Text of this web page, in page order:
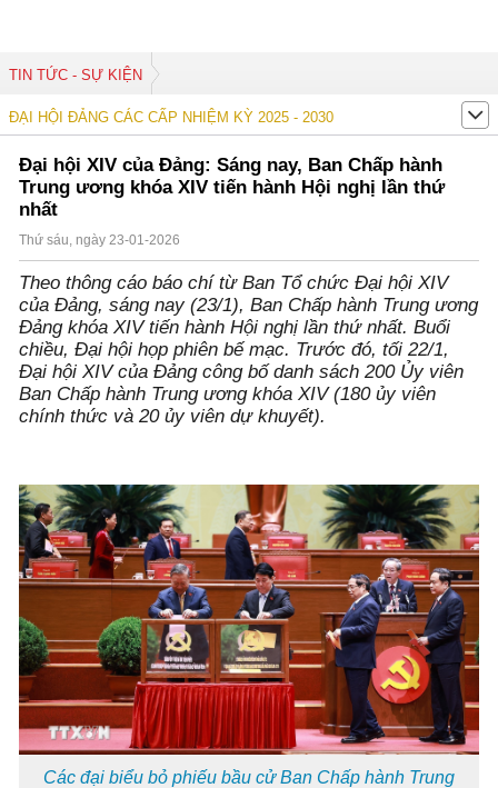
TIN TỨC - SỰ KIỆN
ĐẠI HỘI ĐẢNG CÁC CẤP NHIỆM KỲ 2025 - 2030
Đại hội XIV của Đảng: Sáng nay, Ban Chấp hành
Trung ương khóa XIV tiến hành Hội nghị lần thứ
nhất
Thứ sáu, ngày 23-01-2026
Theo thông cáo báo chí từ Ban Tổ chức Đại hội XIV
của Đảng, sáng nay (23/1), Ban Chấp hành Trung ương
Đảng khóa XIV tiến hành Hội nghị lần thứ nhất. Buổi
chiều, Đại hội họp phiên bế mạc. Trước đó, tối 22/1,
Đại hội XIV của Đảng công bố danh sách 200 Ủy viên
Ban Chấp hành Trung ương khóa XIV (180 ủy viên
chính thức và 20 ủy viên dự khuyết).
Các đại biểu bỏ phiếu bầu cử Ban Chấp hành Trung